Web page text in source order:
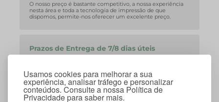
Usamos cookies para melhorar a sua
experiência, analisar tráfego e personalizar
conteúdos. Consulte a nossa Política de
Privacidade para saber mais.
O nosso preço é bastante competitivo, a nossa experiência
nesta área e toda a tecnologia de impressão de que
dispomos, permite-nos oferecer um excelente preço.
Prazos de Entrega de 7/8 dias úteis